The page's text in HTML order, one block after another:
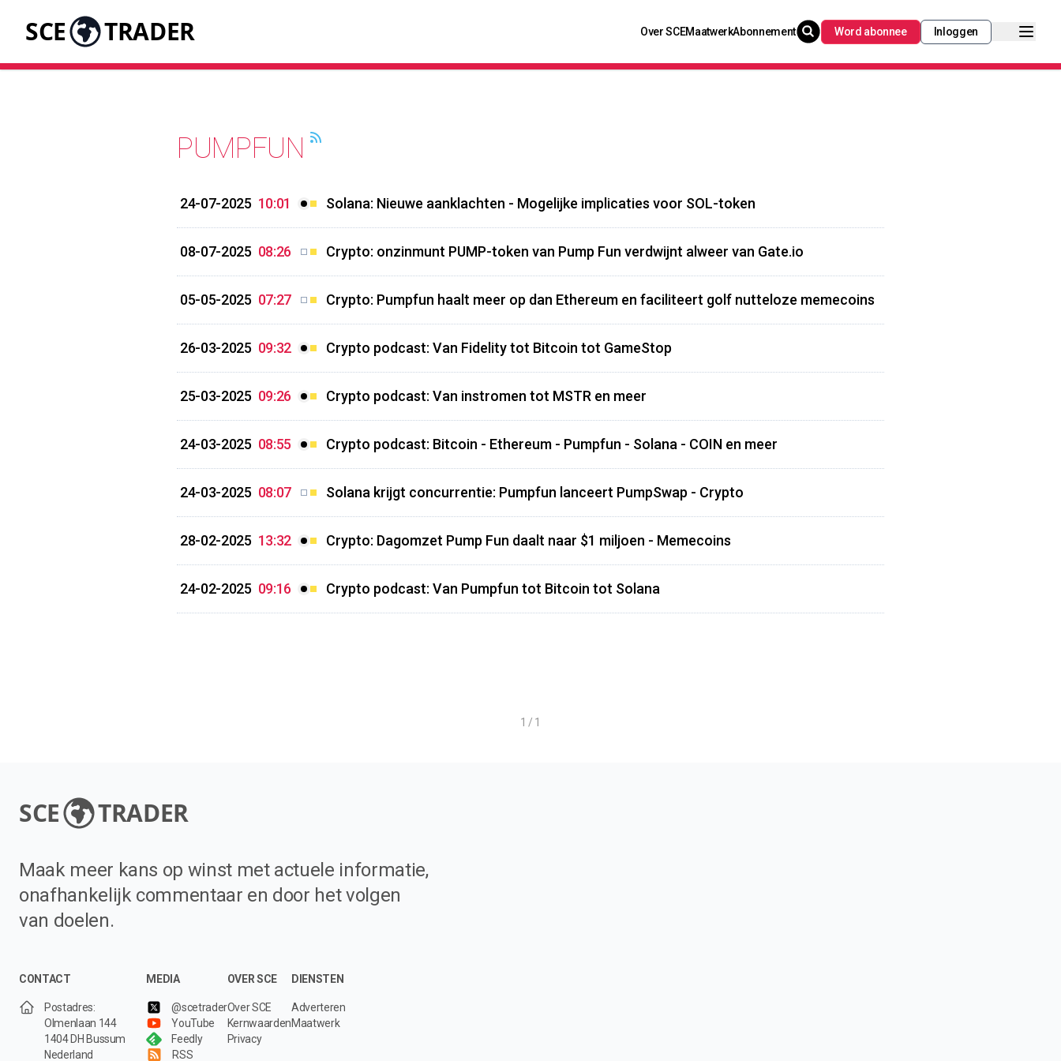
SCE TRADER Over SCEMaatwerkAbonnement Word abonnee Inloggen
PUMPFUN
24-07-2025 10:01 Solana: Nieuwe aanklachten - Mogelijke implicaties voor SOL-token
08-07-2025 08:26 Crypto: onzinmunt PUMP-token van Pump Fun verdwijnt alweer van Gate.io
05-05-2025 07:27 Crypto: Pumpfun haalt meer op dan Ethereum en faciliteert golf nutteloze memecoins
26-03-2025 09:32 Crypto podcast: Van Fidelity tot Bitcoin tot GameStop
25-03-2025 09:26 Crypto podcast: Van instromen tot MSTR en meer
24-03-2025 08:55 Crypto podcast: Bitcoin - Ethereum - Pumpfun - Solana - COIN en meer
24-03-2025 08:07 Solana krijgt concurrentie: Pumpfun lanceert PumpSwap - Crypto
28-02-2025 13:32 Crypto: Dagomzet Pump Fun daalt naar $1 miljoen - Memecoins
24-02-2025 09:16 Crypto podcast: Van Pumpfun tot Bitcoin tot Solana
1 / 1
SCE TRADER
Maak meer kans op winst met actuele informatie,
onafhankelijk commentaar en door het volgen
van doelen.
CONTACT
Postadres:
Olmenlaan 144
1404 DH Bussum
Nederland
MEDIA
@scetrader
YouTube
Feedly
RSS
OVER SCE
Over SCE
Kernwaarden
Privacy
DIENSTEN
Adverteren
Maatwerk